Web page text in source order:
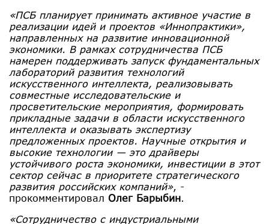
«ПСБ планирует принимать активное участие в
реализации идей и проектов «Иннопрактики»,
направленных на развитие инновационной
экономики. В рамках сотрудничества ПСБ
намерен поддерживать запуск фундаментальных
лабораторий развития технологий
искусственного интеллекта, реализовывать
совместные исследовательские и
просветительские мероприятия, формировать
прикладные задачи в области искусственного
интеллекта и оказывать экспертизу
предложенных проектов. Научные открытия и
высокие технологии — это драйверы
устойчивого роста экономики, инвестиции в этот
сектор сейчас в приоритете стратегического
развития российских компаний», -
прокомментировал Олег Барыбин.
«Сотрудничество с индустриальными